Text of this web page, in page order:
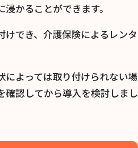
かることができます。
でき、介護保険によるレンタ
によっては取り付けられない場
確認してから導入を検討しまし